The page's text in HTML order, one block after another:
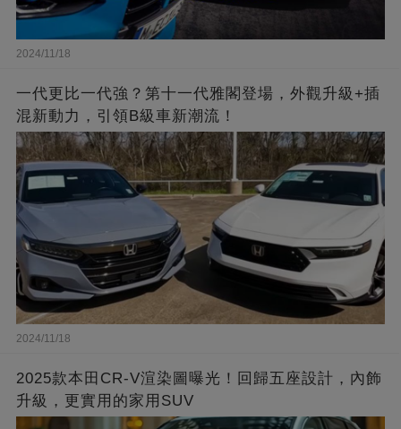
2024/11/18
一代更比一代強？第十一代雅閣登場，外觀升級+插
混新動力，引領B級車新潮流！
2024/11/18
2025款本田CR-V渲染圖曝光！回歸五座設計，內飾
升級，更實用的家用SUV